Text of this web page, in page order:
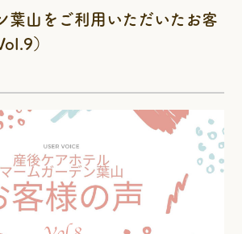
葉山をご利用いただいたお客
）